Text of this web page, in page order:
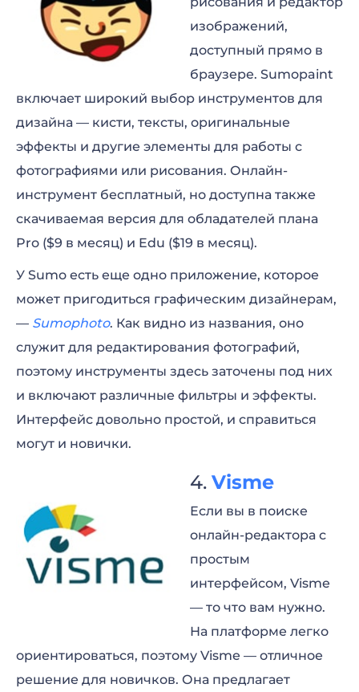
изображений,
доступный прямо в
браузере. Sumopaint
включает широкий выбор инструментов для
дизайна — кисти, тексты, оригинальные
эффекты и другие элементы для работы с
фотографиями или рисования. Онлайн-
инструмент бесплатный, но доступна также
скачиваемая версия для обладателей плана
Pro ($9 в месяц) и Edu ($19 в месяц).
У Sumo есть еще одно приложение, которое
может пригодиться графическим дизайнерам,
— Sumophoto. Как видно из названия, оно
служит для редактирования фотографий,
поэтому инструменты здесь заточены под них
и включают различные фильтры и эффекты.
Интерфейс довольно простой, и справиться
могут и новички.
Visme
Если вы в поиске
онлайн-редактора с
простым
интерфейсом, Visme
— то что вам нужно.
На платформе легко
ориентироваться, поэтому Visme — отличное
решение для новичков. Она предлагает